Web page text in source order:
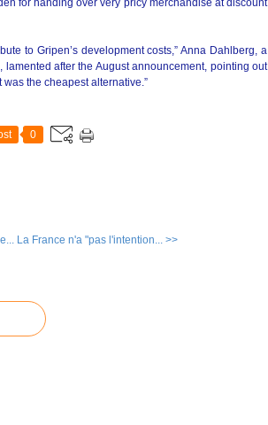
for handing over very pricy merchandise at discount
to Gripen’s development costs,” Anna Dahlberg, a
after the August announcement, pointing out
the cheapest alternative.”
0
La France n'a "pas l'intention... >>